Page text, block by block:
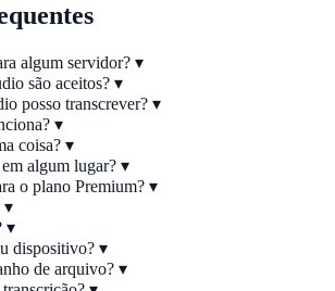
algum servidor? ▾
são aceitos? ▾
posso transcrever? ▾
▾
coisa? ▾
algum lugar? ▾
o plano Premium? ▾
▾
▾
dispositivo? ▾
de arquivo? ▾